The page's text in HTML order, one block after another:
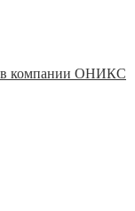
компании ОНИКС